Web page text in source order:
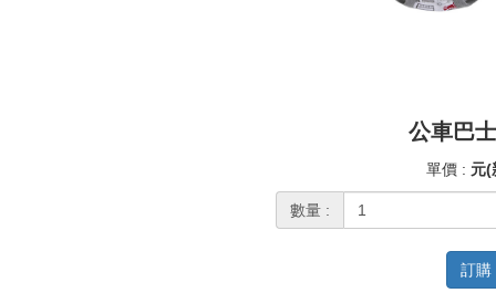
公車巴
單價 : 元(
數量 :
訂購